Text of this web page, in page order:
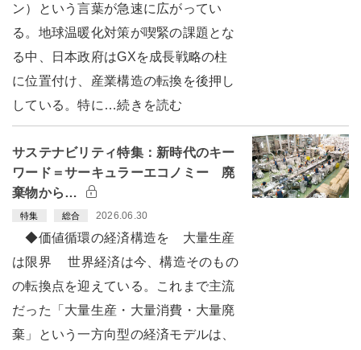
ン）という言葉が急速に広がってい
る。地球温暖化対策が喫緊の課題とな
る中、日本政府はGXを成長戦略の柱
に位置付け、産業構造の転換を後押し
している。特に…続きを読む
サステナビリティ特集：新時代のキー
ワード＝サーキュラーエコノミー 廃
棄物から…
特集 総合 2026.06.30
◆価値循環の経済構造を 大量生産
は限界 世界経済は今、構造そのもの
の転換点を迎えている。これまで主流
だった「大量生産・大量消費・大量廃
棄」という一方向型の経済モデルは、